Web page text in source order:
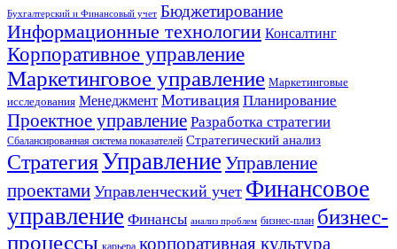
Бухгалтерский и Финансовый учет Бюджетирование
Информационные технологии Консалтинг
Корпоративное управление
Маркетинговое управление Маркетинговые
исследования Менеджмент Мотивация Планирование
Проектное управление Разработка стратегии
Сбалансированная система показателей Стратегический анализ
СтратегияУправление Управление
проектами Управленческий учет Финансовое
управление Финансы анализ проблем бизнес-план бизнес-
процессы карьера корпоративная культура